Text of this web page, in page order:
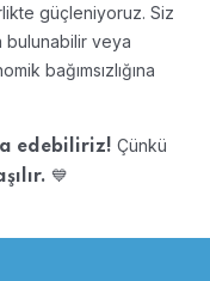
güçleniyoruz. Siz
bulunabilir veya
bağımsızlığına
edebiliriz! Çünkü
💙